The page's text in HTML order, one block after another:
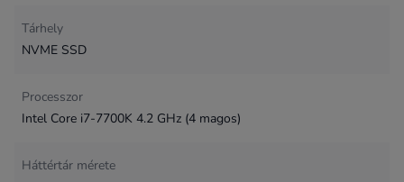
Tárhely
NVME SSD
Processzor
Intel Core i7-7700K 4.2 GHz (4 magos)
Háttértár mérete